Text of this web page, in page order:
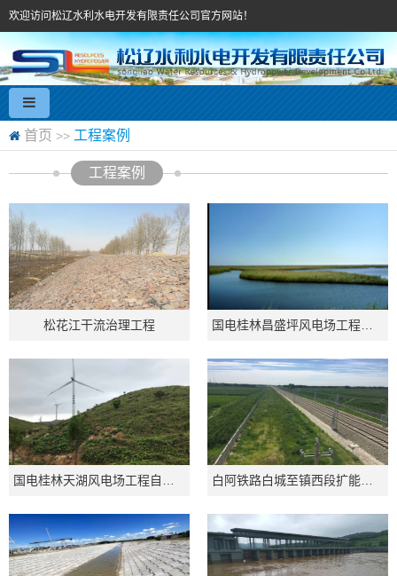
欢迎访问松辽水利水电开发有限责任公司官方网站！
首页 >> 工程案例
工程案例
松花江干流治理工程